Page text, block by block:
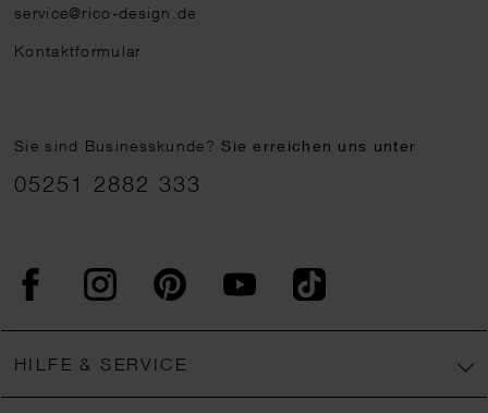
service@rico-design.de
Kontaktformular
Sie sind Businesskunde?Sie erreichen uns unter
05251 2882 333
FacebookInstagram PinterestYouTubeTikTok
HILFE & SERVICE